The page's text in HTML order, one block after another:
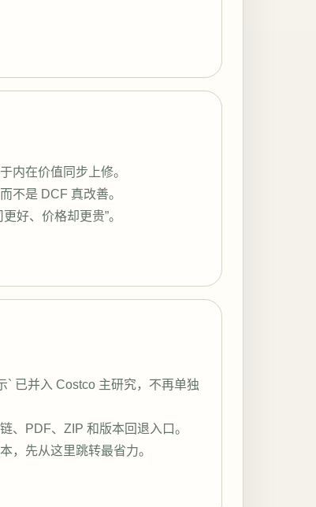
内在价值同步上修。
不是 DCF 真改善。
好、价格却更贵”。
` 已并入 Costco 主研究，不再单独
、PDF、ZIP 和版本回退入口。
，先从这里跳转最省力。